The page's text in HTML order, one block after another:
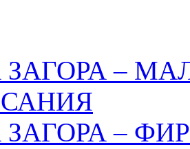
ЗАГОРА –
ЗАГОРА –